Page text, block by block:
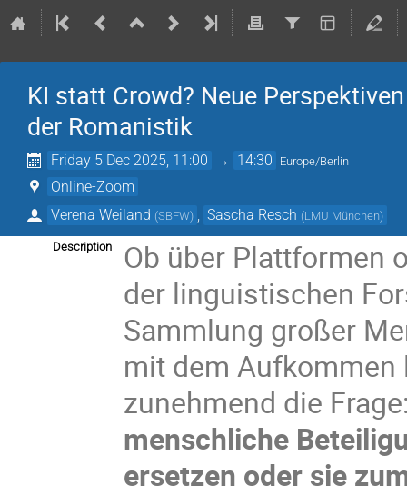
KI statt Crowd? Neue
der Romanistik
Friday 5 Dec 2025, 11:00 → 14:30 Europe/Berlin
Online-Zoom
Verena Weiland (SBFW) Sascha Resch (LMU München)
Description
Ob über Plattformen
der linguistischen
Sammlung großer
mit dem
zunehmend die
menschliche
ersetzen oder sie